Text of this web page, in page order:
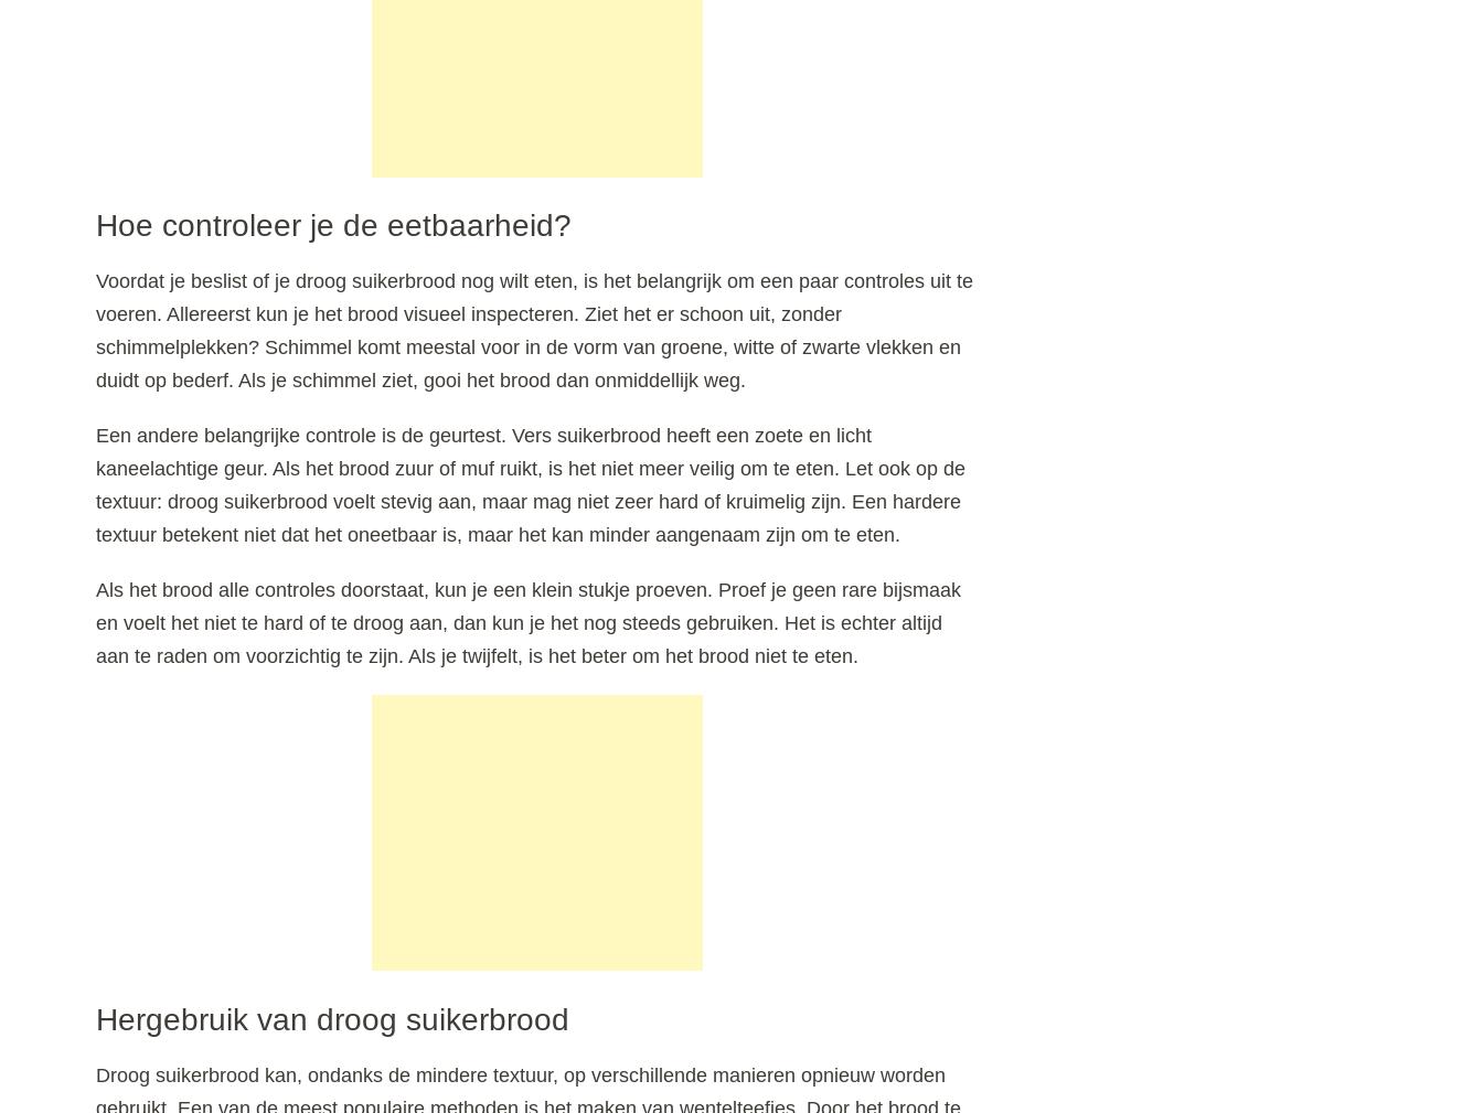
Hoe controleer je de eetbaarheid?
Voordat je beslist of je droog suikerbrood nog wilt eten, is het belangrijk om een paar controles uit te
voeren. Allereerst kun je het brood visueel inspecteren. Ziet het er schoon uit, zonder
schimmelplekken? Schimmel komt meestal voor in de vorm van groene, witte of zwarte vlekken en
duidt op bederf. Als je schimmel ziet, gooi het brood dan onmiddellijk weg.
Een andere belangrijke controle is de geurtest. Vers suikerbrood heeft een zoete en licht
kaneelachtige geur. Als het brood zuur of muf ruikt, is het niet meer veilig om te eten. Let ook op de
textuur: droog suikerbrood voelt stevig aan, maar mag niet zeer hard of kruimelig zijn. Een hardere
textuur betekent niet dat het oneetbaar is, maar het kan minder aangenaam zijn om te eten.
Als het brood alle controles doorstaat, kun je een klein stukje proeven. Proef je geen rare bijsmaak
en voelt het niet te hard of te droog aan, dan kun je het nog steeds gebruiken. Het is echter altijd
aan te raden om voorzichtig te zijn. Als je twijfelt, is het beter om het brood niet te eten.
Hergebruik van droog suikerbrood
Droog suikerbrood kan, ondanks de mindere textuur, op verschillende manieren opnieuw worden
gebruikt. Een van de meest populaire methoden is het maken van wentelteefjes. Door het brood te